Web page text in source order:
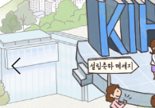
기록물 아카이브
사진 아카이브 문서 기록